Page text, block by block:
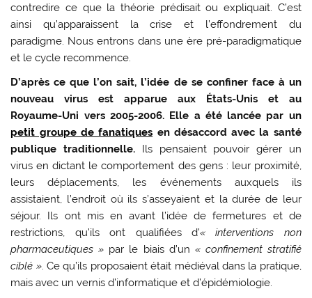
contredire ce que la théorie prédisait ou expliquait. C’est
ainsi qu’apparaissent la crise et l’effondrement du
paradigme. Nous entrons dans une ère pré-paradigmatique
et le cycle recommence.
D’après ce que l’on sait, l’idée de se confiner face à un
nouveau virus est apparue aux États-Unis et au
Royaume-Uni vers 2005-2006. Elle a été lancée par un
petit groupe de fanatiques en désaccord avec la santé
publique traditionnelle.Ils pensaient pouvoir gérer un
virus en dictant le comportement des gens : leur proximité,
leurs déplacements, les événements auxquels ils
assistaient, l’endroit où ils s’asseyaient et la durée de leur
séjour. Ils ont mis en avant l’idée de fermetures et de
restrictions, qu’ils ont qualifiées d’« interventions non
pharmaceutiques » par le biais d’un « confinement stratifié
ciblé ». Ce qu’ils proposaient était médiéval dans la pratique,
mais avec un vernis d’informatique et d’épidémiologie.